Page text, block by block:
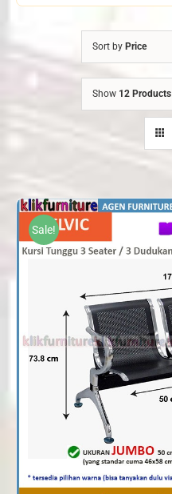
Sort by Price
Show 12 Products
Sale!